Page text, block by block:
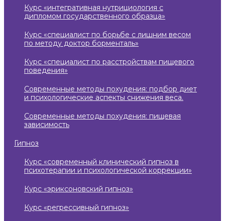
курс «интегративная нутрициология с
дипломом государственного образца»
курс «специалист по борьбе с лишним весом
по методу доктор борменталь»
курс «специалист по расстройствам пищевого
поведения»
современные методы похудения: подбор диет
и психологические аспекты снижения веса.
современные методы похудения: пищевая
зависимость
гипноз
курс «современный клинический гипноз в
психотерапии и психологической коррекции»
курс «эриксоновский гипноз»
курс «регрессивный гипноз»